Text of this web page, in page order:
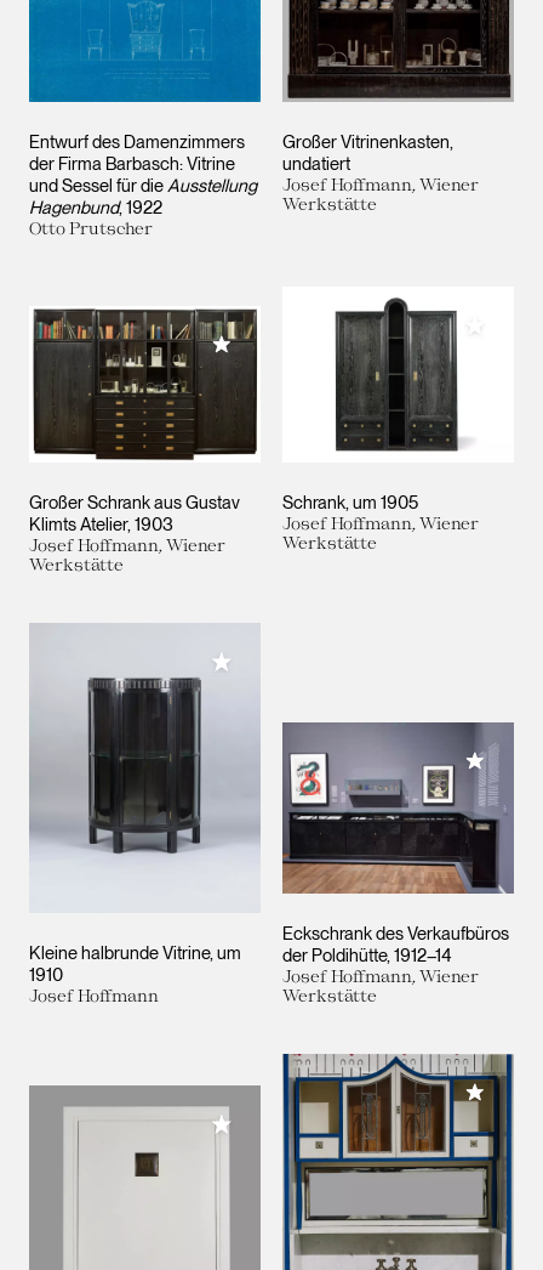
Entwurf des Damenzimmers
der Firma Barbasch: Vitrine
und Sessel für dieAusstellung
Hagenbund 1922
Otto Prutscher
Großer Vitrinenkasten
undatiert
Josef Hoffmann, Wiener
Werkstätte
Großer Schrank aus Gustav
Klimts Atelier 1903
Josef Hoffmann, Wiener
Werkstätte
Meiner Sammlung hinzufügen
Schrank um 1905
Josef Hoffmann, Wiener
Werkstätte
Kleine halbrunde Vitrine um
1910
Josef Hoffmann
Meiner Sammlung hinzufügen
Eckschrank des Verkaufbüros
der Poldihütte 1912–14
Josef Hoffmann, Wiener
Werkstätte
Meiner
Meiner Sammlung hinzufügen
Meiner